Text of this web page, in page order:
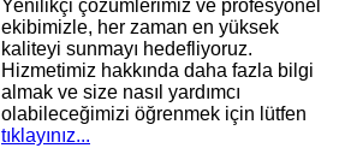
Yenilikçi çözümlerimiz ve profesyonel
ekibimizle, her zaman en yüksek
kaliteyi sunmayı hedefliyoruz.
Hizmetimiz hakkında daha fazla bilgi
almak ve size nasıl yardımcı
olabileceğimizi öğrenmek için lütfen
tıklayınız...